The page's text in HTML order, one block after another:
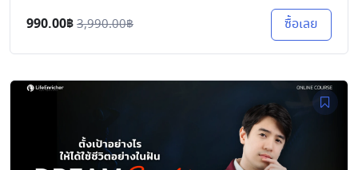
990.00฿3,990.00฿ ซื้อเลย